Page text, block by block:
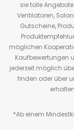
sie tolle
Ventilatoren,
Gutscheine,
möglichen
Kaufbewertungen
jederzeit möglich
finden oder über
*Ab einem